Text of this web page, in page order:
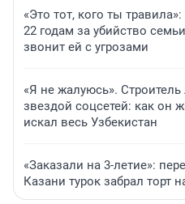
«Это тот, кого ты
22 годам за убийство
звонит ей с угрозами
«Я не жалуюсь».
звездой соцсетей: как он
искал весь Узбекистан
«Заказали на 3-летие»:
Казани турок забрал торт